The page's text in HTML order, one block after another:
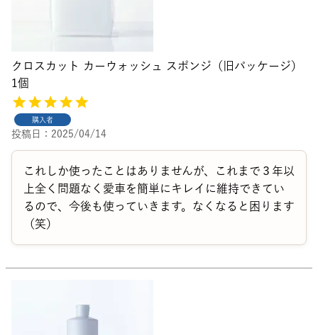
クロスカット カーウォッシュ スポンジ（旧パッケージ）
1個
購入者
投稿日 2025/04/14
これしか使ったことはありませんが、これまで３年以
上全く問題なく愛車を簡単にキレイに維持できてい
るので、今後も使っていきます。なくなると困ります
（笑）